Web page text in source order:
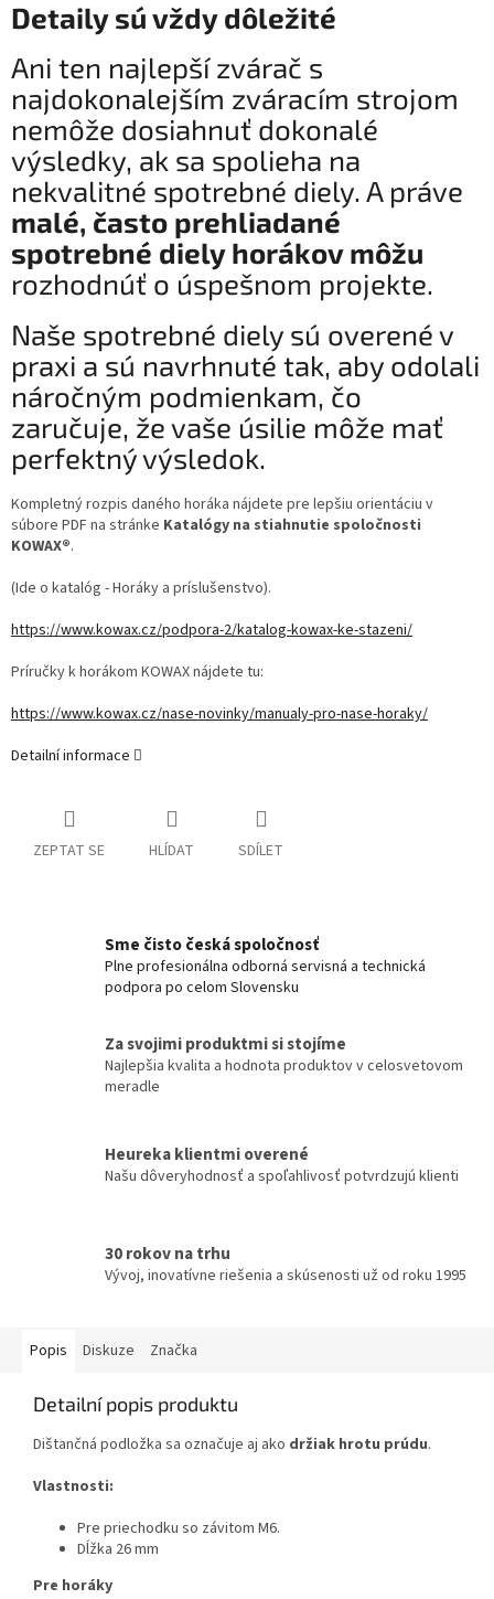
Detaily sú vždy dôležité
Ani ten najlepší zvárač s
najdokonalejším zváracím strojom
nemôže dosiahnuť dokonalé
výsledky, ak sa spolieha na
nekvalitné spotrebné diely. A práve
malé, často prehliadané
spotrebné diely horákov môžu
rozhodnúť o úspešnom projekte.
Naše spotrebné diely sú overené v
praxi a sú navrhnuté tak, aby odolali
náročným podmienkam, čo
zaručuje, že vaše úsilie môže mať
perfektný výsledok.
Kompletný rozpis daného horáka nájdete pre lepšiu orientáciu v
súbore PDF na stránke Katalógy na stiahnutie spoločnosti
KOWAX®.
(Ide o katalóg - Horáky a príslušenstvo).
https://www.kowax.cz/podpora-2/katalog-kowax-ke-stazeni/
Príručky k horákom KOWAX nájdete tu:
https://www.kowax.cz/nase-novinky/manualy-pro-nase-horaky/
Detailní informace
ZEPTAT SE HLÍDAT SDÍLET
Sme čisto česká spoločnosť
Plne profesionálna odborná servisná a technická
podpora po celom Slovensku
Za svojimi produktmi si stojíme
Najlepšia kvalita a hodnota produktov v celosvetovom
meradle
Heureka klientmi overené
Našu dôveryhodnosť a spoľahlivosť potvrdzujú klienti
30 rokov na trhu
Vývoj, inovatívne riešenia a skúsenosti už od roku 1995
Popis Diskuze Značka
Detailní popis produktu
Dištančná podložka sa označuje aj ako držiak hrotu prúdu.
Vlastnosti:
Pre priechodku so závitom M6.
Dĺžka 26 mm
Pre horáky